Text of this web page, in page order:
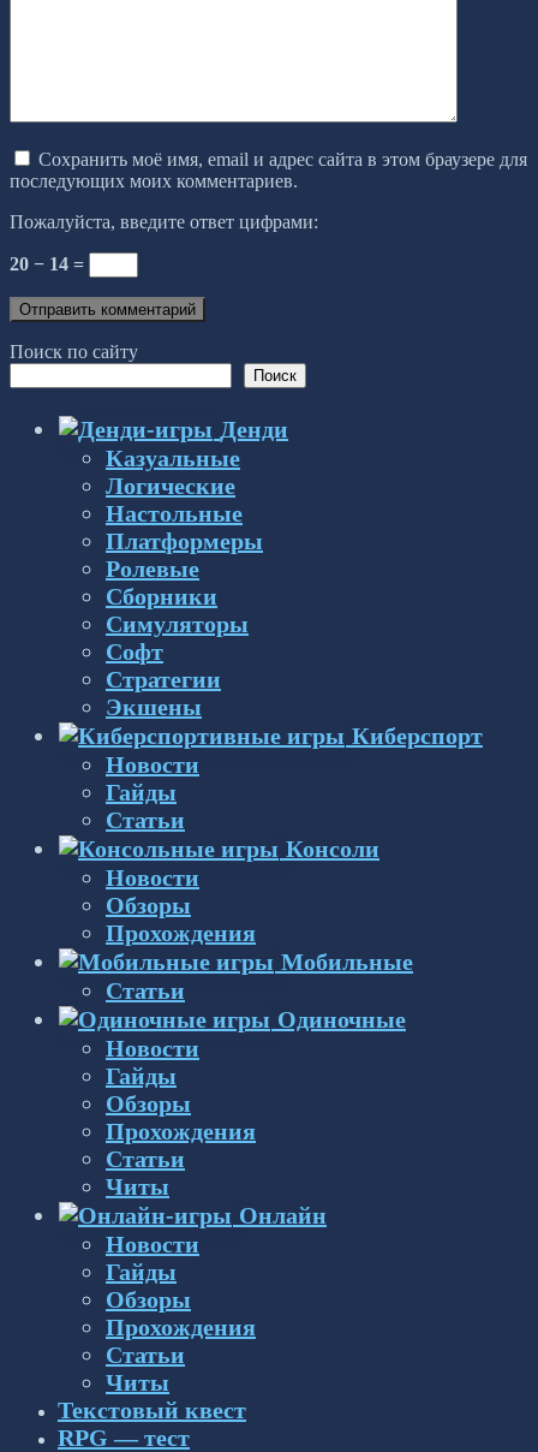
Сохранить моё имя, email и адрес сайта в этом браузере для
последующих моих комментариев.
Пожалуйста, введите ответ цифрами:
20 − 14 =
Поиск по сайту
Поиск
Денди
Казуальные
Логические
Настольные
Платформеры
Ролевые
Сборники
Симуляторы
Софт
Стратегии
Экшены
Киберспорт
Новости
Гайды
Статьи
Консоли
Новости
Обзоры
Прохождения
Мобильные
Статьи
Одиночные
Новости
Гайды
Обзоры
Прохождения
Статьи
Читы
Онлайн
Новости
Гайды
Обзоры
Прохождения
Статьи
Читы
Текстовый квест
RPG — тест